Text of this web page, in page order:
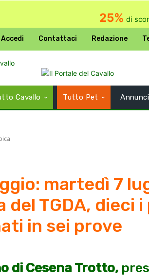
25% di
Accedi Contattaci Redazione
Cavallo Tutto Pet Annunci
martedì 7
del TGDA, dieci
in sei prove
di Cesena Trotto,